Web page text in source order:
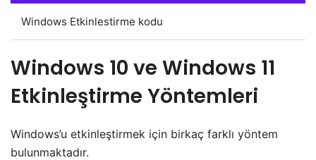
Windows Etkinlestirme kodu
Windows 10 ve Windows 11
Etkinleştirme Yöntemleri
Windows’u etkinleştirmek için birkaç farklı yöntem
bulunmaktadır.